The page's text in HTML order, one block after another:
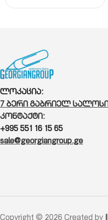
ლოკაცია:
7 ბერი გაბრიელ
კონტაქტი:
+995 551 16 15 65
sale@georgiangroup.ge
Copyright © 2026 Created by